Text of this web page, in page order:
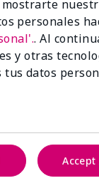
personales
. Al
y otras
tus datos
Accept